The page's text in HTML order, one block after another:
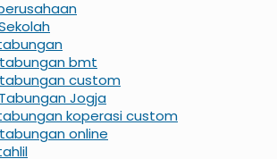
bmt
custom
Jogja
koperasi custom
online